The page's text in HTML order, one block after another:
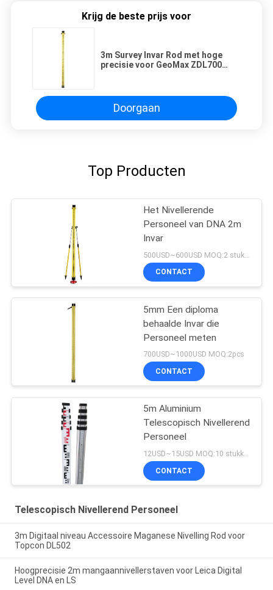
Krijg de beste prijs voor
3m Survey Invar Rod met hoge
precisie voor GeoMax ZDL700
Doorgaan
Top Producten
Het Nivellerende
Personeel van DNA 2m
Invar
CONTACT
5mm Een diploma
behaalde Invar die
Personeel meten
700USD~1000USD MOQ:2pcs
CONTACT
5m Aluminium
Telescopisch Nivellerend
Personeel
12USD~15USD MOQ:10 stukken
CONTACT
Telescopisch Nivellerend Personeel
3m Digitaal niveau Accessoire Maganese Nivelling Rod voor
Topcon DL502
Hoogprecisie 2m mangaannivellerstaven voor Leica Digital
Level DNA en LS